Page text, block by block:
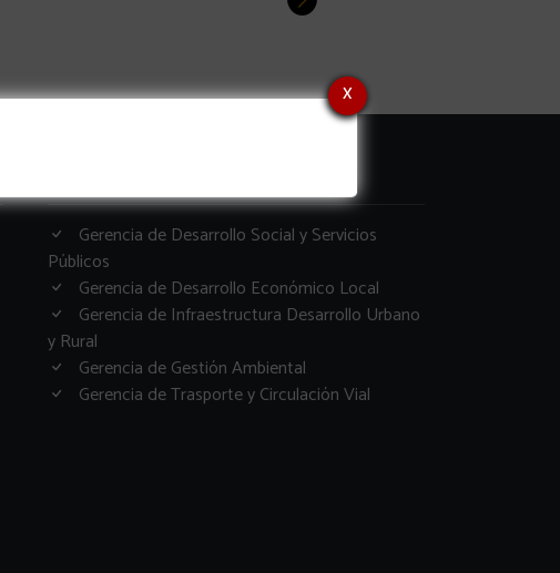
x
Gerencia de Desarrollo Social y Servicios
Públicos
Gerencia de Desarrollo Económico Local
Gerencia de Infraestructura Desarrollo Urbano
y Rural
Gerencia de Gestión Ambiental
Gerencia de Trasporte y Circulación Vial